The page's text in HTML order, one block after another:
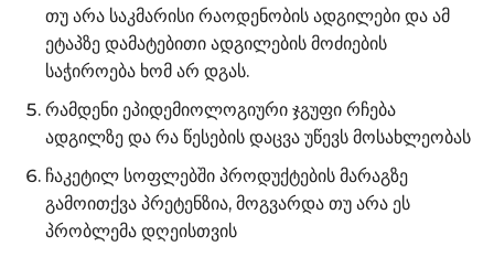
თუ არა საკმარისი რაოდენობის ადგილები და ამ
ეტაპზე დამატებითი ადგილების მოძიების
საჭიროება ხომ არ დგას.
რამდენი ეპიდემიოლოგიური ჯგუფი რჩება
ადგილზე და რა წესების დაცვა უწევს მოსახლეობას
ჩაკეტილ სოფლებში პროდუქტების მარაგზე
გამოითქვა პრეტენზია, მოგვარდა თუ არა ეს
პრობლემა დღეისთვის